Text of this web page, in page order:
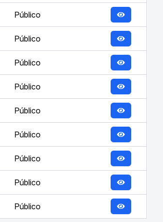
Público
Público
Público
Público
Público
Público
Público
Público
Público